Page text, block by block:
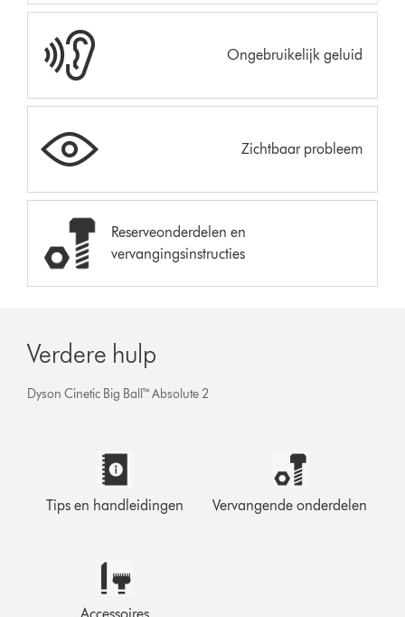
Ongebruikelijk geluid
Zichtbaar probleem
Reserveonderdelen en
vervangingsinstructies
Verdere hulp
Dyson Cinetic Big Ball™ Absolute 2
Tips en handleidingen Vervangende onderdelen